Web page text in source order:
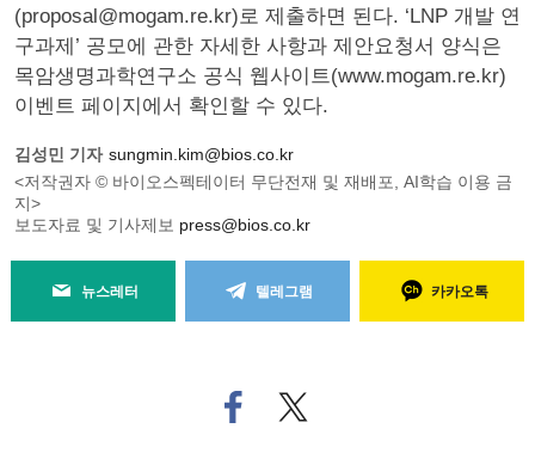
(proposal@mogam.re.kr)로 제출하면 된다. ‘LNP 개발 연
구과제’ 공모에 관한 자세한 사항과 제안요청서 양식은
목암생명과학연구소 공식 웹사이트(www.mogam.re.kr)
이벤트 페이지에서 확인할 수 있다.
김성민 기자 sungmin.kim@bios.co.kr
<저작권자 © 바이오스펙테이터 무단전재 및 재배포, AI학습 이용 금
지>
보도자료 및 기사제보 press@bios.co.kr
뉴스레터 텔레그램 카카오톡
페
이
트위
터로